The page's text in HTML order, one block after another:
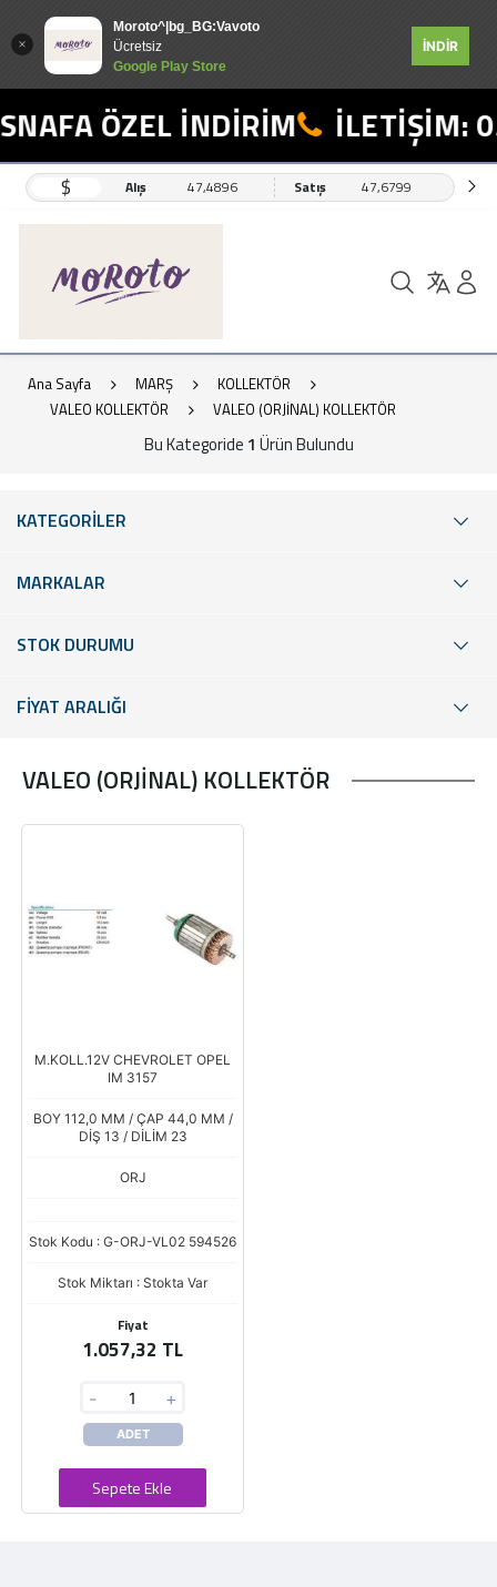
Moroto^|bg_BG:Vavoto
Ücretsiz
Google Play Store
İNDİR
ÖZEL İNDİRİM İLETİŞİM:
$ Alış 47,4896 Satış 47,6799
Ana Sayfa MARŞ
KOLLEKTÖR
VALEO KOLLEKTÖR
VALEO (ORJİNAL) KOLLEKTÖR
Bu Kategoride 1 Ürün Bulundu
KATEGORİLER
MARKALAR
STOK DURUMU
FİYAT ARALIĞI
VALEO (ORJİNAL) KOLLEKTÖR
M.KOLL.12V CHEVROLET OPEL
IM 3157
BOY 112,0 MM / ÇAP 44,0 MM /
DİŞ 13 / DİLİM 23
ORJ
Stok Kodu : G-ORJ-VL02 594526
Stok Miktarı : Stokta Var
Fiyat
1.057,32 TL
- +
ADET
Sepete Ekle